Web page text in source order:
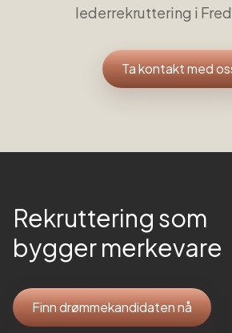
lederrekruttering i
Ta kontakt med
Rekruttering som
bygger merkevare
Finn drømmekandidaten nå